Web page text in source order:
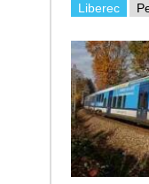
Liberec